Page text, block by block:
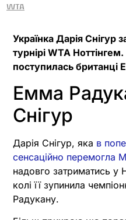
WTA
Українка Дарія Снігур
турнірі WTA
поступилась британці
Емма
Снігур
Дарія Снігур, яка в
сенсаційно перемогла
надовго затриматись у
колі її зупинила
Радукану.